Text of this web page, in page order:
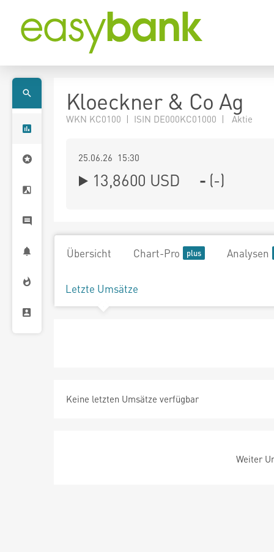
Kloeckner & Co Ag
WKN KC0100 | ISIN DE000KC01000 | Aktie
25.06.26 15:30
13,8600 USD - (-)
Übersicht Chart-Pro Analysen
Letzte Umsätze
Keine letzten Umsätze verfügbar
Weiter